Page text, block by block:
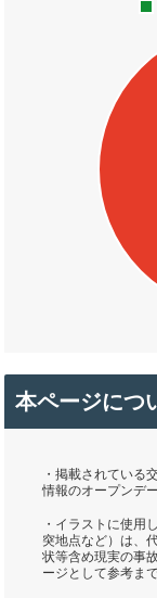
本ページにつ
・掲載されている
情報のオープンデ
・イラストに使用
突地点など）は、
状等含め現実の事
ージとして参考ま